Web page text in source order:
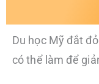
Du học Mỹ đắt
có thể làm để